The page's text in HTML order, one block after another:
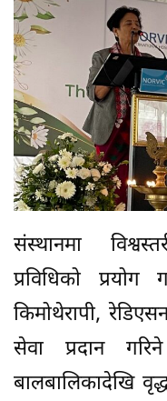
संस्थानमा
प्रविधिको प्रयोग
किमोथेरापी,
सेवा प्रदान
बालबालिकादेखि